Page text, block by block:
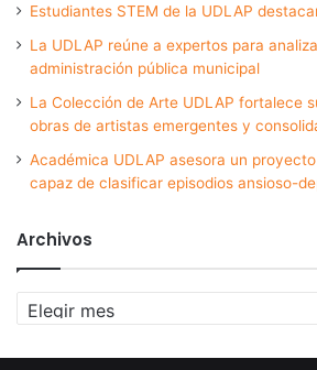
Estudiantes STEM de la UDLAP
La UDLAP reúne a expertos para
administración pública municipal
La Colección de Arte UDLAP fortalece
obras de artistas emergentes y
Académica UDLAP asesora un
capaz de clasificar episodios ansioso-
Archivos
Archivos